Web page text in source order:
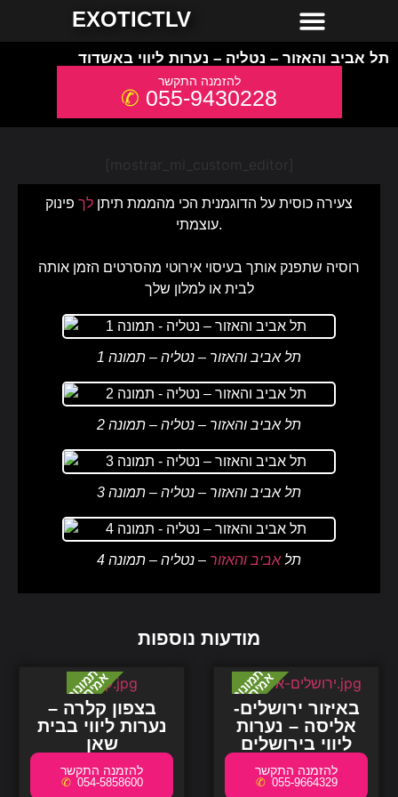
EXOTICTLV
תל אביב והאזור – נטליה – נערות ליווי באשדוד
055-9430228
[mostrar_mi_custom_editor]
צעירה כוסית על הדוגמנית הכי מהממת תיתן לך פינוק
עוצמתי.
רוסיה שתפנק אותך בעיסוי אירוטי מהסרטים הזמן אותה
לבית או למלון שלך
תל אביב והאזור – נטליה – תמונה 1
תל אביב והאזור – נטליה – תמונה 2
תל אביב והאזור – נטליה – תמונה 3
תלאביב והאזור – נטליה – תמונה 4
מודעות נוספות
בצפון קלרה –
נערות ליווי בבית
שאן
054-5858600
באיזור ירושלים-
אליסה – נערות
ליווי בירושלים
055-9664329